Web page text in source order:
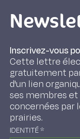
Inscrivez-vous
Cette lettre
gratuitement
d'un lien
ses membres
concernées par
prairies.
IDENTITÉ*